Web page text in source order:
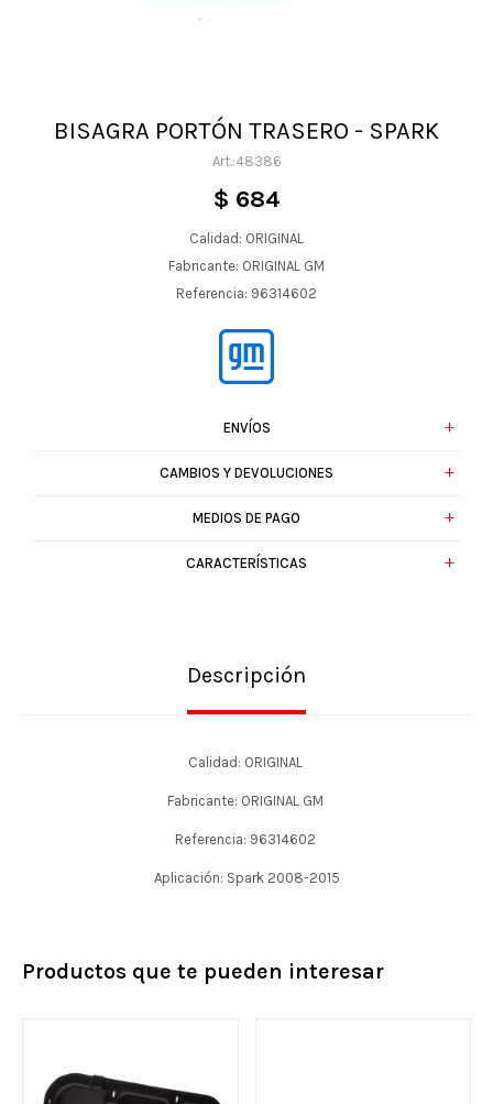
BISAGRA PORTÓN TRASERO - SPARK
48386
$ 684
Calidad: ORIGINAL
Fabricante: ORIGINAL GM
Referencia: 96314602
ENVÍOS
CAMBIOS Y DEVOLUCIONES
MEDIOS DE PAGO
CARACTERÍSTICAS
Descripción
Calidad: ORIGINAL
Fabricante: ORIGINAL GM
Referencia: 96314602
Aplicación: Spark 2008-2015
Productos que te pueden interesar